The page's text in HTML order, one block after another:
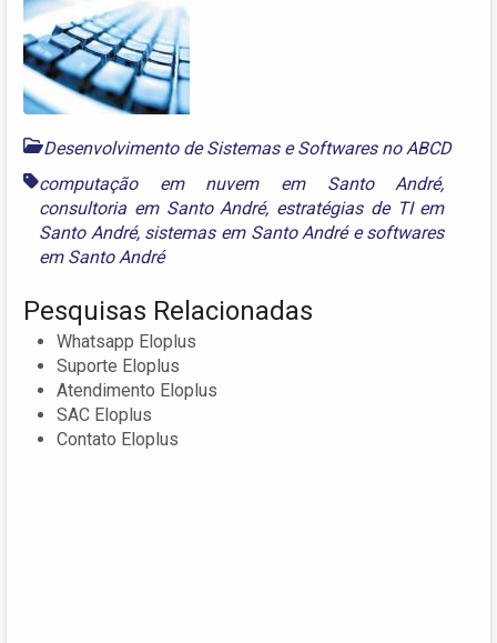
Desenvolvimento de Sistemas e Softwares no ABCD
computação em nuvem em Santo André,
consultoria em Santo André, estratégias de TI em
Santo André, sistemas em Santo Andréesoftwares
em Santo André
Pesquisas Relacionadas
Whatsapp Eloplus
Suporte Eloplus
Atendimento Eloplus
SAC Eloplus
Contato Eloplus